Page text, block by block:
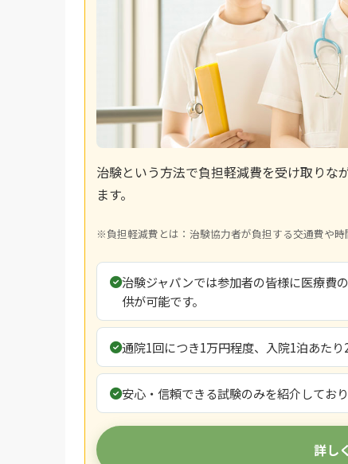
治験という方法で負担軽減費を受け取りな
ます。
※負担軽減費とは：治験協力者が負担する交通費や時
治験ジャパンでは参加者の皆様に医療費
供が可能です。
通院1回につき1万円程度、入院1泊あた
安心・信頼できる試験のみを紹介してお
詳し